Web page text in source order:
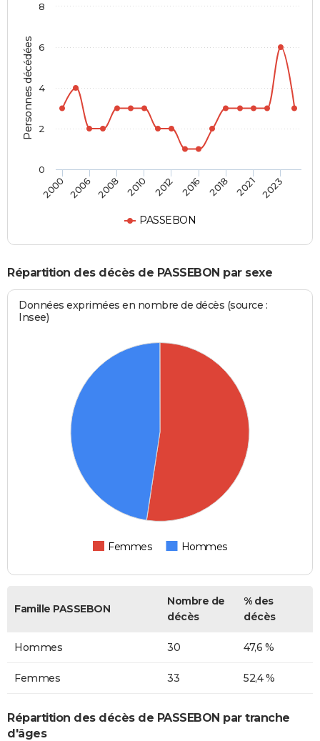
Personnes décédées
PASSEBON
2000 2006 2008 2010 2012 2016 2018 2021 2023
0
2
4
6
8
Répartition des décès de PASSEBON par sexe
Données exprimées en nombre de décès (source :
Insee)
Femmes Hommes
Famille PASSEBON
Nombre de
décès
% des
décès
Hommes 30 47,6 %
Femmes 33 52,4 %
Répartition des décès de PASSEBON par tranche
d'âges